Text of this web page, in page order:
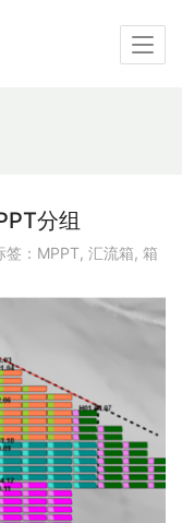
分组
： MPPT, 汇流箱, 箱